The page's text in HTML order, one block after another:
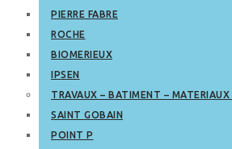
PIERRE FABRE
ROCHE
BIOMERIEUX
IPSEN
TRAVAUX – BATIMENT –
SAINT GOBAIN
POINT P